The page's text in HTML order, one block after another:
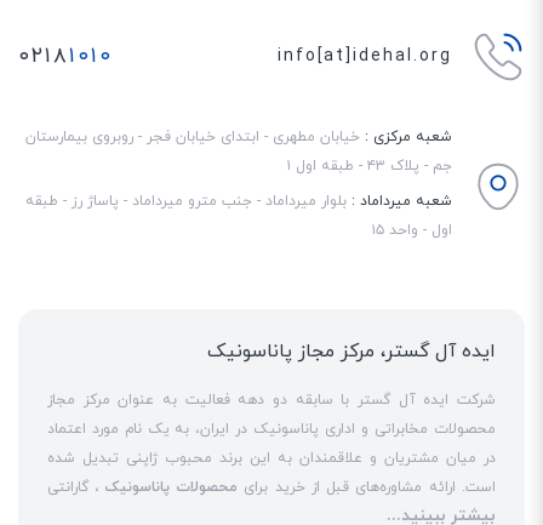
info[at]idehal.org ۰۲۱۸۱۰۱۰
شعبه مرکزی : خیابان مطهری - ابتدای خیابان فجر - روبروی بیمارستان
جم - پلاک ۴۳ - طبقه اول ۱
شعبه میرداماد : بلوار میرداماد - جنب مترو میرداماد - پاساژ رز - طبقه
اول - واحد ۱۵
ایده آل گستر، مرکز مجاز پاناسونیک
شرکت ایده آل گستر با سابقه دو دهه فعالیت به عنوان مرکز مجاز
محصولات مخابراتی و اداری پاناسونیک در ایران، به یک نام مورد اعتماد
در میان مشتریان و علاقمندان به این برند محبوب ژاپنی تبدیل شده
است. ارائه مشاوره‌های قبل از خرید برایمحصولات پاناسونیک، گارانتی
18 ماهه معتبر و شرکتی برای کلیه محصولات عرضه شده و تعهد کامل
بیشتر ببینید...